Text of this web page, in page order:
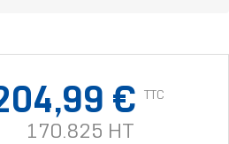
€ TTC
170.825 HT